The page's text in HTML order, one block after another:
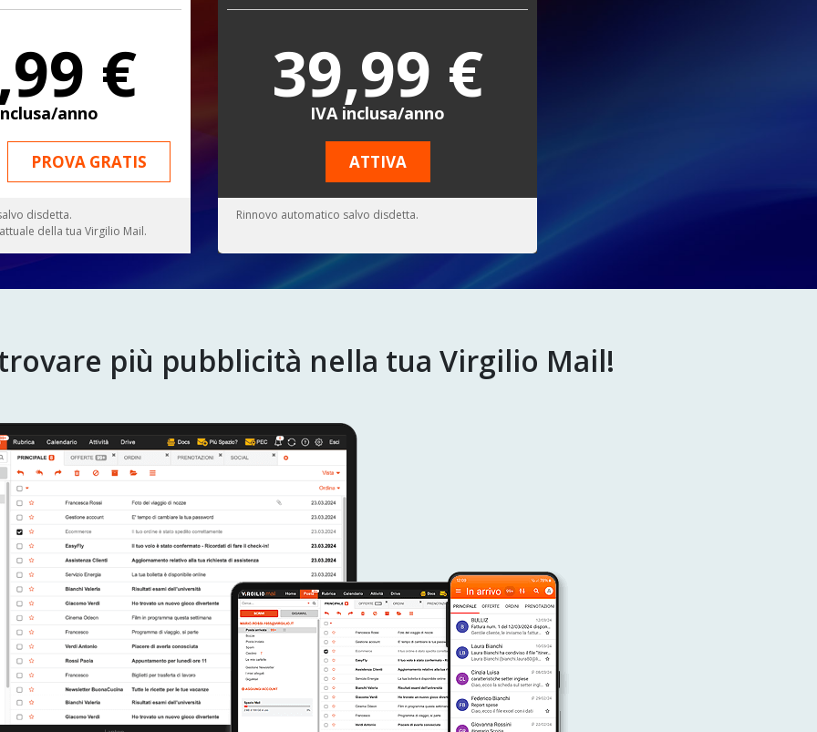
€
anno
PROVA GRATIS
disdetta.
della tua Virgilio Mail.
39,99 €
IVA inclusa/anno
ATTIVA
Rinnovo automatico salvo disdetta.
più pubblicità nella tua Virgilio Mail!